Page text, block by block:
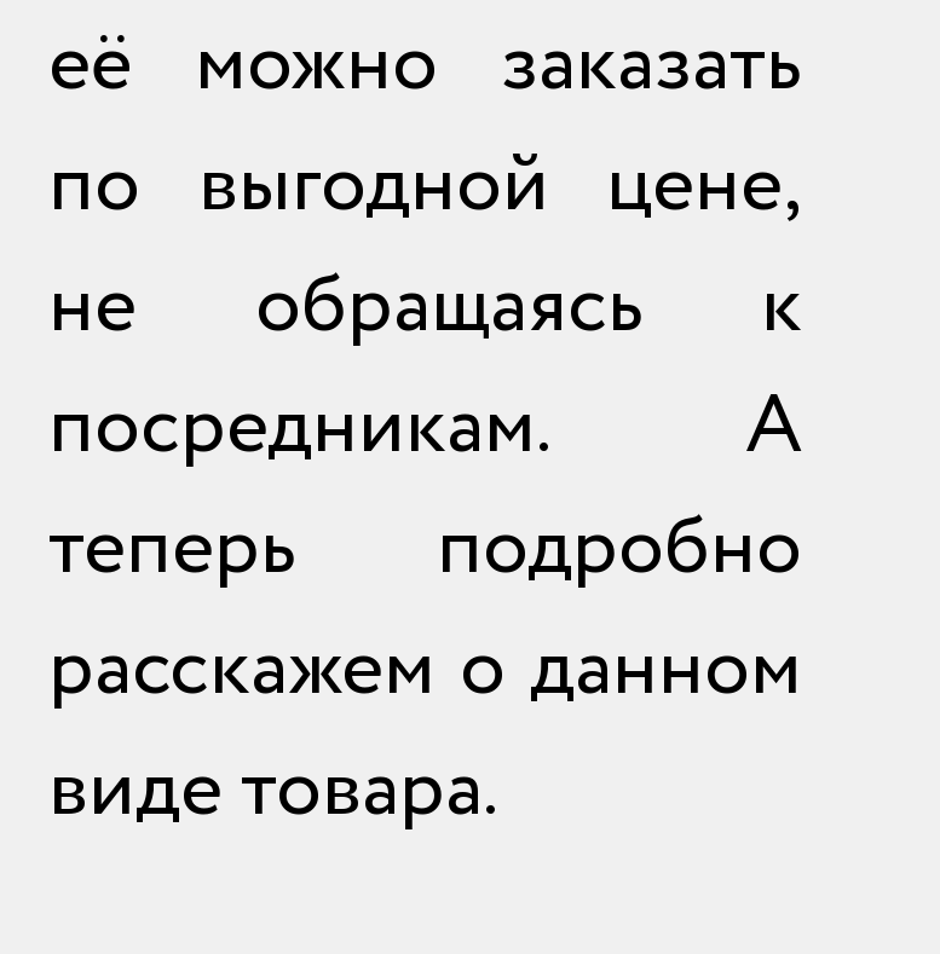
её можно заказать
по выгодной цене,
не обращаясь к
посредникам. А
теперь подробно
расскажем о данном
виде товара.